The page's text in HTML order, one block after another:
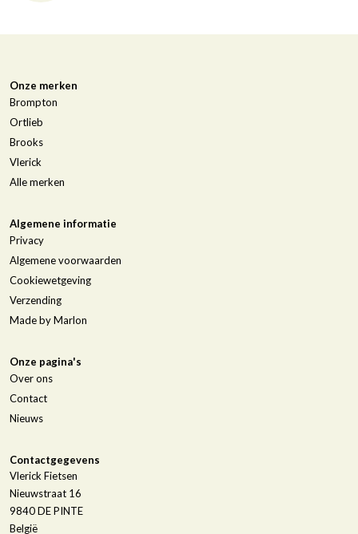
Onze merken
Brompton
Ortlieb
Brooks
Vlerick
Alle merken
Algemene informatie
Privacy
Algemene voorwaarden
Cookiewetgeving
Verzending
Made by Marlon
Onze pagina's
Over ons
Contact
Nieuws
Contactgegevens
Vlerick Fietsen
Nieuwstraat 16
9840DE PINTE
België